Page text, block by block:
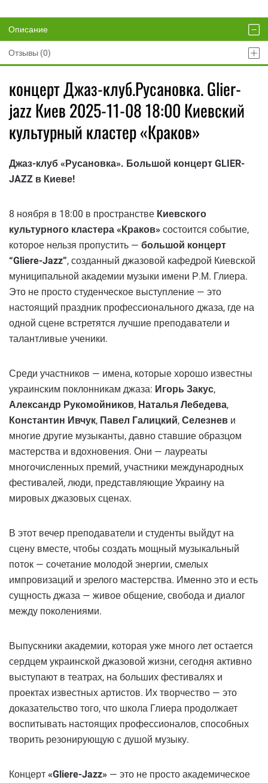
Описание
Отзывы (0)
концерт Джаз-клуб.Русановка. Glier-
jazz Киев 2025-11-08 18:00 Киевский
культурный кластер «Краков»
Джаз-клуб «Русановка». Большой концерт GLIER-
JAZZ в Киеве!
8 ноября в 18:00 в пространстве Киевского
культурного кластера «Краков» состоится событие,
которое нельзя пропустить — большой концерт
“Gliere-Jazz”, созданный джазовой кафедрой Киевской
муниципальной академии музыки имени Р.М. Глиера.
Это не просто студенческое выступление — это
настоящий праздник профессионального джаза, где на
одной сцене встретятся лучшие преподаватели и
талантливые ученики.
Среди участников — имена, которые хорошо известны
украинским поклонникам джаза: Игорь Закус,
Александр Рукомойников, Наталья Лебедева,
Константин Ивчук, Павел Галицкий, Селезнев и
многие другие музыканты, давно ставшие образцом
мастерства и вдохновения. Они — лауреаты
многочисленных премий, участники международных
фестивалей, люди, представляющие Украину на
мировых джазовых сценах.
В этот вечер преподаватели и студенты выйдут на
сцену вместе, чтобы создать мощный музыкальный
поток — сочетание молодой энергии, смелых
импровизаций и зрелого мастерства. Именно это и есть
сущность джаза — живое общение, свобода и диалог
между поколениями.
Выпускники академии, которая уже много лет остается
сердцем украинской джазовой жизни, сегодня активно
выступают в театрах, на больших фестивалях и
проектах известных артистов. Их творчество — это
доказательство того, что школа Глиера продолжает
воспитывать настоящих профессионалов, способных
творить резонирующую с душой музыку.
Концерт «Gliere-Jazz» — это не просто академическое